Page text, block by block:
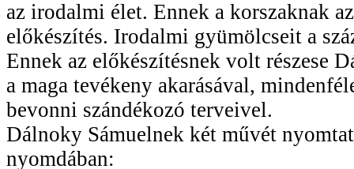
az irodalmi élet. Ennek a korszaknak
előkészítés. Irodalmi gyümölcseit a
Ennek az előkészítésnek volt részese
a maga tevékeny akarásával,
bevonni szándékozó terveivel.
Dálnoky Sámuelnek két művét
nyomdában: